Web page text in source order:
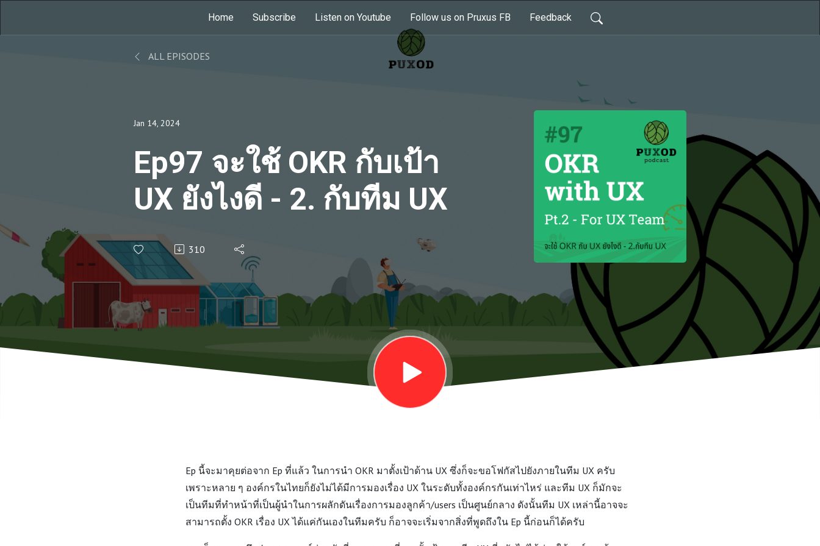
Home Subscribe Listen on Youtube Follow us on Pruxus FB Feedback
ALL EPISODES
Jan 14, 2024
Ep97 จะใช้ OKR กับเป้า
UX ยังไงดี - 2. กับทีม UX
310
Ep นี้จะมาคุยต่อจาก Ep ที่แล้ว ในการนำ OKR มาตั้งเป้าด้าน UX ซึ่งก็จะขอโฟกัสไปยังภายในทีม UX ครับ
เพราะหลาย ๆ องค์กรในไทยก็ยังไม่ได้มีการมองเรื่อง UX ในระดับทั้งองค์กรกันเท่าไหร่ และทีม UX ก็มักจะ
เป็นทีมที่ทำหน้าที่เป็นผู้นำในการผลักดันเรื่องการมองลูกค้า/users เป็นศูนย์กลาง ดังนั้นทีม UX เหล่านี้อาจจะ
สามารถตั้ง OKR เรื่อง UX ได้แค่กันเองในทีมครับ ก็อาจจะเริ่มจากสิ่งที่พูดถึงใน Ep นี้ก่อนก็ได้ครับ